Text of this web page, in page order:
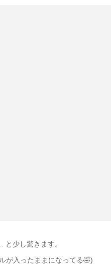
少し驚きます。
が入ったままになってる🤣)